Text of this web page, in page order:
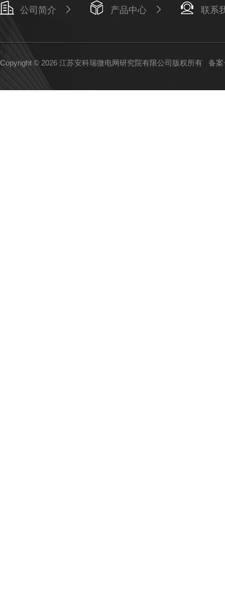
公司简介 产品中心 联系
Copyright © 2026 江苏安科瑞微电网研究院有限公司版权所有 备案